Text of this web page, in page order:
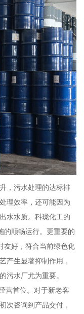
，污水处理的达标排
理效率，还可能因为
水水质。科珑化工的
的顺畅运行。更重要的
友好，符合当前绿色化
产生显著抑制作用，
污水厂尤为重要。
营首位。对于新老客
次咨询到产品交付，